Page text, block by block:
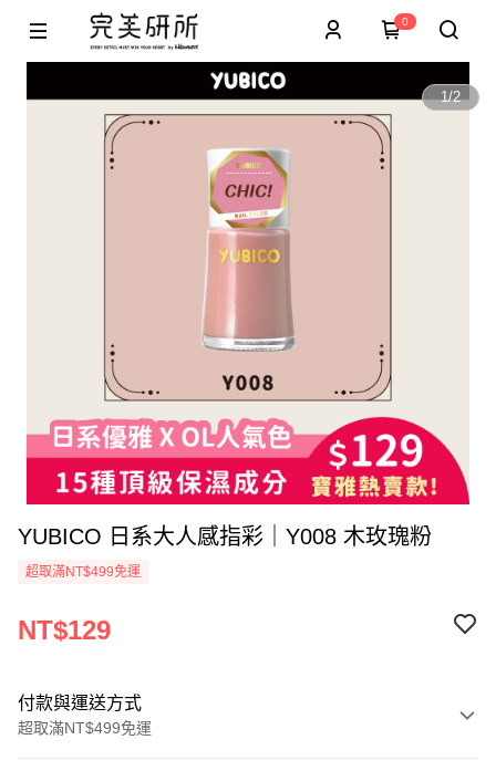
0
1/2
YUBICO 日系大人感指彩｜Y008 木玫瑰粉
超取滿NT$499免運
NT$129
付款與運送方式
超取滿NT$499免運